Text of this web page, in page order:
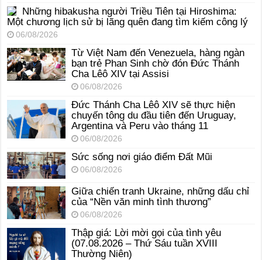
Những hibakusha người Triều Tiên tại Hiroshima:
Một chương lịch sử bị lãng quên đang tìm kiếm công lý
06/08/2026
Từ Việt Nam đến Venezuela, hàng ngàn
bạn trẻ Phan Sinh chờ đón Đức Thánh
Cha Lêô XIV tại Assisi
06/08/2026
Đức Thánh Cha Lêô XIV sẽ thực hiện
chuyến tông du đầu tiên đến Uruguay,
Argentina và Peru vào tháng 11
06/08/2026
Sức sống nơi giáo điểm Đất Mũi
06/08/2026
Giữa chiến tranh Ukraine, những dấu chỉ
của “Nền văn minh tình thương”
06/08/2026
Thập giá: Lời mời gọi của tình yêu
(07.08.2026 – Thứ Sáu tuần XVIII
Thường Niên)